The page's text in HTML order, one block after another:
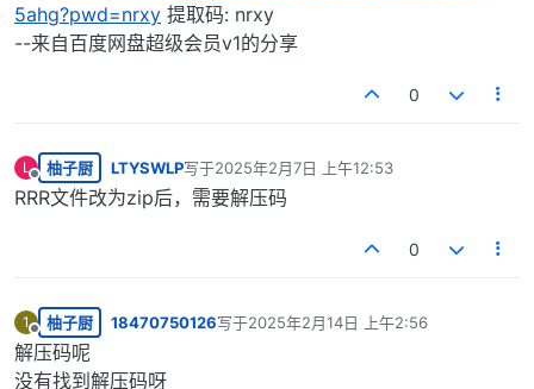
5ahg?pwd=nrxy 提取码: nrxy
--来自百度网盘超级会员v1的分享
0
L
离线
柚子厨 LTYSWLP写于2025年2月7日 上午12:53
最后由 编辑
RRR文件改为zip后，需要解压码
0
1
离线
柚子厨 18470750126写于2025年2月14日 上午2:56
最后由 编辑
解压码呢
没有找到解压码呀